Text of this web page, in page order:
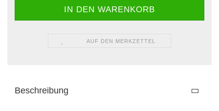
AUF DEN MERKZETTEL
Beschreibung